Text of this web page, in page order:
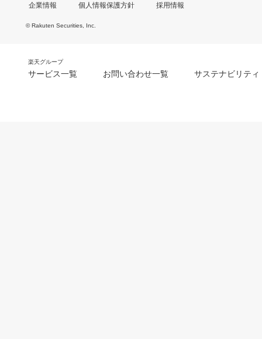
企業情報 個人情報保護方針 採用情報
© Rakuten Securities, Inc.
楽天グループ
サービス一覧 お問い合わせ一覧 サステナビリティ